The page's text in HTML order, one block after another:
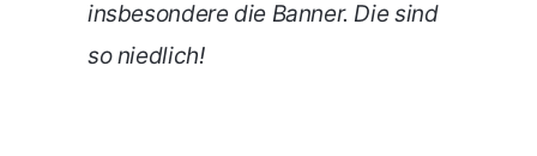
insbesondere die Banner. Die sind
so niedlich!